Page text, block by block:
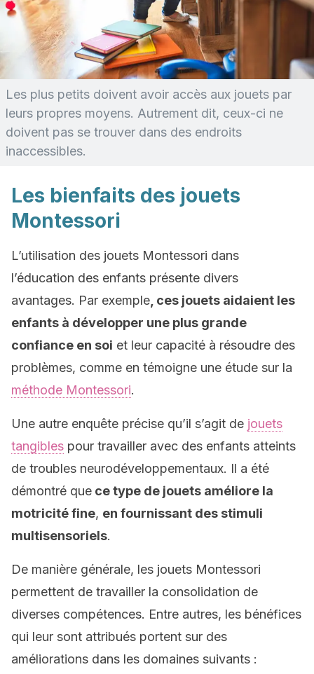
Les plus petits doivent avoir accès aux jouets par
leurs propres moyens. Autrement dit, ceux-ci ne
doivent pas se trouver dans des endroits
inaccessibles.
Les bienfaits des jouets
Montessori
L’utilisation des jouets Montessori dans
l’éducation des enfants présente divers
avantages. Par exemple , ces jouets aidaient les
enfants à développer une plus grande
confiance en soi et leur capacité à résoudre des
problèmes, comme en témoigne une étude sur la
méthode Montessori.
Une autre enquête précise qu’il s’agit de jouets
tangibles pour travailler avec des enfants atteints
de troubles neurodéveloppementaux. Il a été
démontré que ce type de jouets améliore la
motricité fine, en fournissant des stimuli
multisensoriels.
De manière générale, les jouets Montessori
permettent de travailler la consolidation de
diverses compétences. Entre autres, les bénéfices
qui leur sont attribués portent sur des
améliorations dans les domaines suivants :